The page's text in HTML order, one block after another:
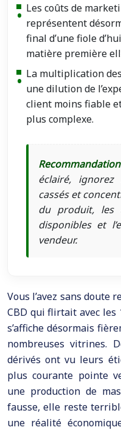
Les coûts de
représentent
final d’une fiole
matière première
La multiplication
une dilution de
client moins fiable
plus complexe.
éclairé,
cassés et
du produit, les
disponibles et
vendeur.
Vous l’avez sans doute
CBD qui flirtait avec les
s’affiche désormais
nombreuses vitrines.
dérivés ont vu leurs
plus courante pointe
une production de
fausse, elle reste
une réalité